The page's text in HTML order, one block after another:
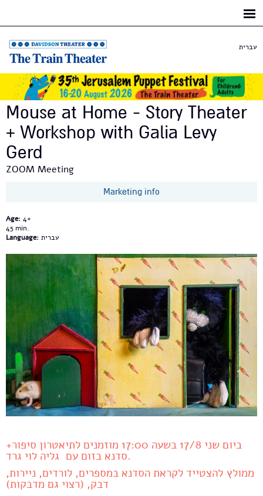
עברית
Mouse at Home - Story Theater
+ Workshop with Galia Levy
Gerd
ZOOM Meeting
Marketing info
Age: 4+
45
Language: עברית
ביום שני 17/8 בשעה 17:00 מוזמנים לתיאטרון סיפור+
סדנא בזום עם גליה לוי גרד.
ממולץ להצטייד לקראת הסדנא במספרים, לורדים, ניירות,
דבק, (רצוי גם מדבקות)